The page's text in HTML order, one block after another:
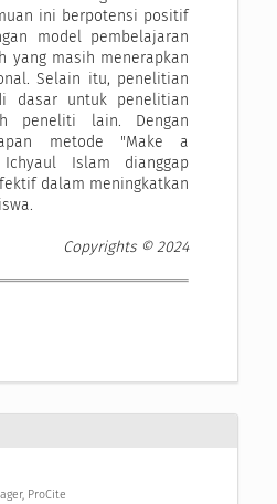
ini berpotensi positif
model pembelajaran
yang masih menerapkan
Selain itu, penelitian
dasar untuk penelitian
peneliti lain. Dengan
metode "Make a
Islam dianggap
dalam meningkatkan
Copyrights © 2024
ProCite